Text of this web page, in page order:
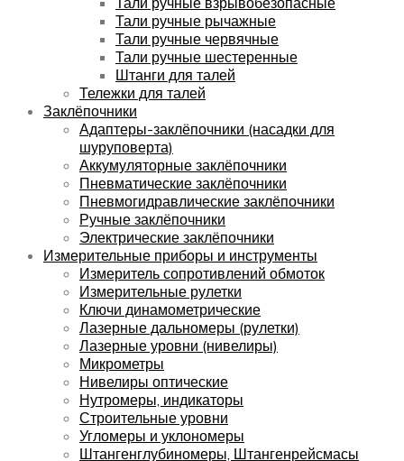
Тали ручные рычажные
Тали ручные червячные
Тали ручные шестеренные
Штанги для талей
Тележки для талей
Заклёпочники
Адаптеры-заклёпочники (насадки для
шуруповерта)
Аккумуляторные заклёпочники
Пневматические заклёпочники
Пневмогидравлические заклёпочники
Ручные заклёпочники
Электрические заклёпочники
Измерительные приборы и инструменты
Измеритель сопротивлений обмоток
Измерительные рулетки
Ключи динамометрические
Лазерные дальномеры (рулетки)
Лазерные уровни (нивелиры)
Микрометры
Нивелиры оптические
Нутромеры, индикаторы
Строительные уровни
Угломеры и уклономеры
Штангенглубиномеры, Штангенрейсмасы